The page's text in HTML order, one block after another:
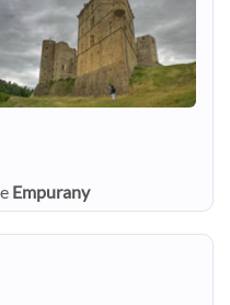
Empurany